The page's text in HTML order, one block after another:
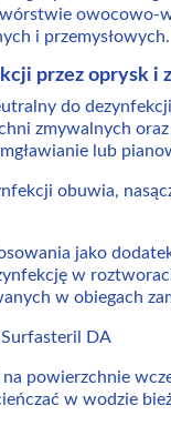
owocowo-
i przemysłowych.
przez oprysk i
do
zmywalnych
lub
obuwia,
jako
w
w obiegach
DA
powierzchnie
w wodzie